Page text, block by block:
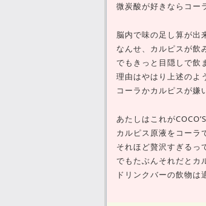
微炭酸が好きならコー
脳内で味の足し算が出
なんせ、カルピスが飲
でもきっと目隠しで飲
理由はやはり上述のよ
コーラかカルピスが嫌
あたしはこれが
カルピス原液をコーラ
それほど贅沢すぎるっ
でもたぶんそれだとカ
ドリンクバーの飲物は